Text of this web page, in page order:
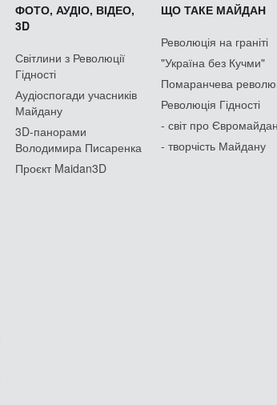
ФОТО, АУДІО, ВІДЕО,
3D
Світлини з Революції
Гідності
Аудіоспогади учасників
Майдану
3D-панорами
Володимира Писаренка
Проєкт Maidan3D
ЩО ТАКЕ МАЙДАН
Революція на граніті
"Україна без Кучми"
Помаранчева
Революція Гідності
- світ про Євромайдан
- творчість Майдану